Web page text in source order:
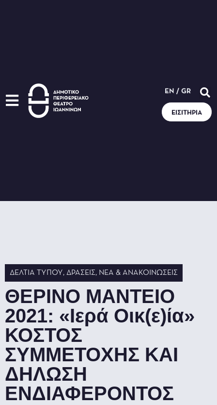
EN / GR
ΕΙΣΙΤΉΡΙΑ
ΔΕΛΤΊΑ ΤΎΠΟΥ, ΔΡΆΣΕΙΣ, ΝΈΑ & ΑΝΑΚΟΙΝΏΣΕΙΣ
ΘΕΡΙΝΟ ΜΑΝΤΕΙΟ
2021: «Ιερά Οικ(ε)ία»
ΚΟΣΤΟΣ
ΣΥΜΜΕΤΟΧΗΣ ΚΑΙ
ΔΗΛΩΣΗ
ΕΝΔΙΑΦΕΡΟΝΤΟΣ